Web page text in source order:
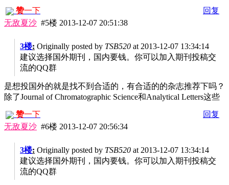
赞一下
回复
无敌夏沙 #5楼 2013-12-07 20:51:38
3楼: Originally posted by TSB520 at 2013-12-07 13:34:14
建议选择国外期刊，国内要钱。你可以加入期刊投稿交
流的QQ群
是想投国外的就是找不到合适的，有合适的的杂志推荐下吗？
除了Journal of Chromatographic Science和Analytical Letters这些
赞一下
回复
无敌夏沙 #6楼 2013-12-07 20:56:34
3楼: Originally posted by TSB520 at 2013-12-07 13:34:14
建议选择国外期刊，国内要钱。你可以加入期刊投稿交
流的QQ群